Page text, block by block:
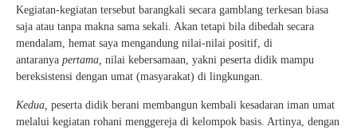
Kegiatan-kegiatan tersebut barangkali secara gamblang terkesan biasa
saja atau tanpa makna sama sekali. Akan tetapi bila dibedah secara
mendalam, hemat saya mengandung nilai-nilai positif, di
antaranya pertama, nilai kebersamaan, yakni peserta didik mampu
bereksistensi dengan umat (masyarakat) di lingkungan.
Kedua, peserta didik berani membangun kembali kesadaran iman umat
melalui kegiatan rohani menggereja di kelompok basis. Artinya, dengan